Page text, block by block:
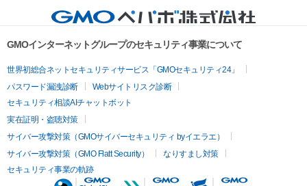
GMOインターネットグループのセキュリティ事業について
世界初総合ネットセキュリティサービス「GMOセキュリティ24」
パスワード漏洩診断
Webサイトリスク診断
セキュリティ相談AIチャットボット
実在証明・盗聴対策
サイバー攻撃対策（GMOサイバーセキュリティ byイエラエ）
サイバー攻撃対策（GMO Flatt Security）
なりすまし対策
セキュリティ事業の軌跡